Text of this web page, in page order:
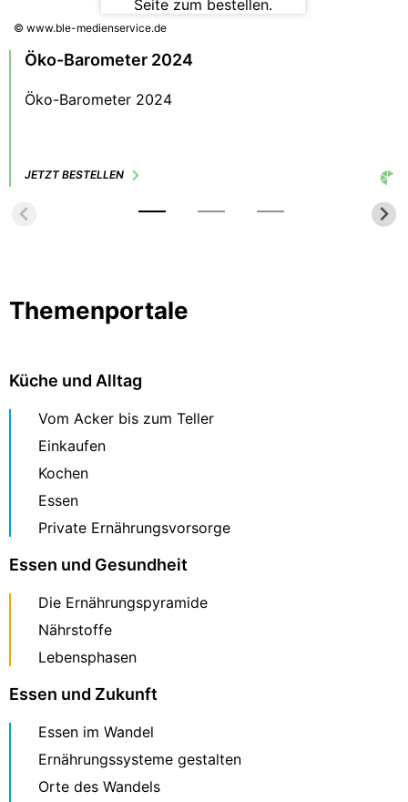
© www.ble-medienservice.de
Öko-Barometer 2024
Öko-Barometer 2024
JETZT BESTELLEN
Themenportale
Küche und Alltag
Vom Acker bis zum Teller
Einkaufen
Kochen
Essen
Private Ernährungsvorsorge
Essen und Gesundheit
Die Ernährungspyramide
Nährstoffe
Lebensphasen
Essen und Zukunft
Essen im Wandel
Ernährungssysteme gestalten
Orte des Wandels